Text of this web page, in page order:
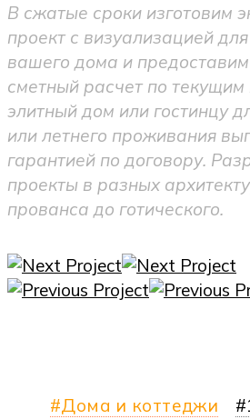
В сжатые сроки изготовим
проект с визуализацией
вашего дома и
сметный расчет по
элитный дом или гостинцу
или летнего проживания
гарантией по договору.
проекты в разных
прованса до готического.
Дома и коттеджи